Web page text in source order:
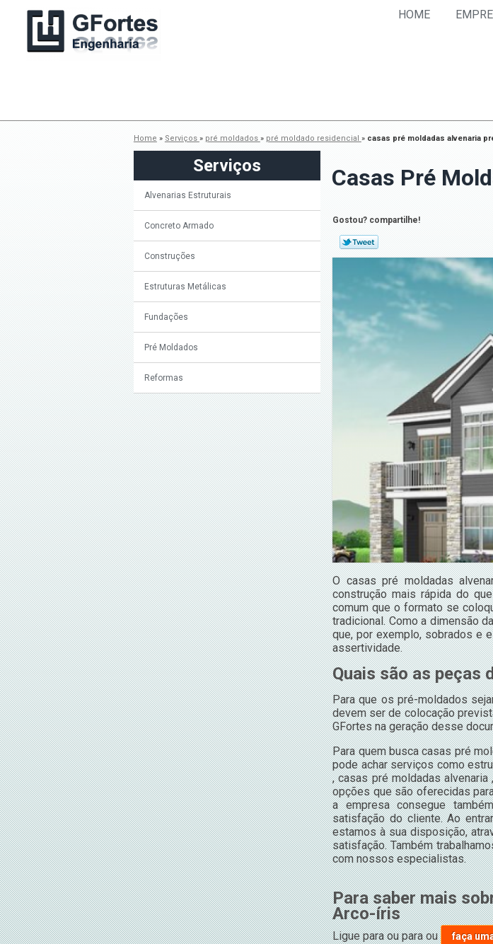
HOME
Home » Serviços » pré moldados » pré moldado residencial » casas pré moldadas alvenaria
Serviços
Alvenarias Estruturais
Concreto Armado
Construções
Estruturas Metálicas
Fundações
Pré Moldados
Reformas
Casas Pré
Gostou? compartilhe!
O casas pré moldadas
construção mais rápida do
comum que o formato se
tradicional. Como a dimensão
que, por exemplo, sobrados e
assertividade.
Quais são as peças
Para que os pré-moldados
devem ser de colocação
GFortes na geração desse
Para quem busca casas pré
pode achar serviços como
, casas pré moldadas
opções que são oferecidas
a empresa consegue
satisfação do cliente. Ao
estamos à sua disposição,
satisfação. Também
com nossos especialistas.
Para saber mais
Arco-íris
Ligue paraou paraou faça